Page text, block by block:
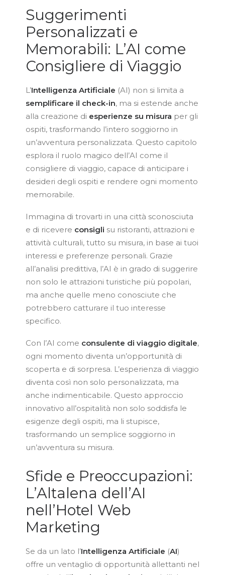
Suggerimenti
Personalizzati e
Memorabili: L’AI come
Consigliere di Viaggio
L’Intelligenza Artificiale (AI) non si limita a
semplificare il check-in, ma si estende anche
alla creazione di esperienze su misura per gli
ospiti, trasformando l’intero soggiorno in
un’avventura personalizzata. Questo capitolo
esplora il ruolo magico dell’AI come il
consigliere di viaggio, capace di anticipare i
desideri degli ospiti e rendere ogni momento
memorabile.
Immagina di trovarti in una città sconosciuta
e di ricevere consigli su ristoranti, attrazioni e
attività culturali, tutto su misura, in base ai tuoi
interessi e preferenze personali. Grazie
all’analisi predittiva, l’AI è in grado di suggerire
non solo le attrazioni turistiche più popolari,
ma anche quelle meno conosciute che
potrebbero catturare il tuo interesse
specifico.
Con l’AI come consulente di viaggio digitale,
ogni momento diventa un’opportunità di
scoperta e di sorpresa. L’esperienza di viaggio
diventa così non solo personalizzata, ma
anche indimenticabile. Questo approccio
innovativo all’ospitalità non solo soddisfa le
esigenze degli ospiti, ma li stupisce,
trasformando un semplice soggiorno in
un’avventura su misura.
Sfide e Preoccupazioni:
L’Altalena dell’AI
nell’Hotel Web
Marketing
Se da un lato l’Intelligenza Artificiale (AI)
offre un ventaglio di opportunità allettanti nel